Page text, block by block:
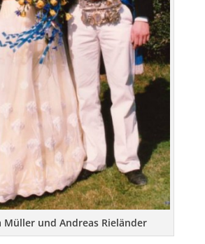
Müller und Andreas Rieländer